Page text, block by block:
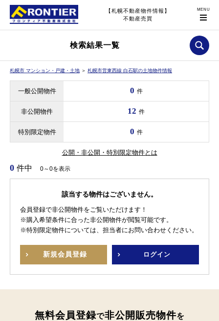
【札幌不動産物件情報】
不動産売買
検索結果一覧
札幌市 マンション・戸建・土地 ＞ 札幌市営東西線 白石駅の土地物件情報
一般公開物件 0 件
非公開物件 12 件
特別限定物件 0 件
公開・非公開・特別限定物件とは
0 件中 0～0を表示
該当する物件はございません。
会員登録で非公開物件をご覧いただけます！
※購入希望条件に合った非公開物件が閲覧可能です。
※特別限定物件については、担当者にお問い合わせください。
新規会員登録 ログイン
無料会員登録で非公開販売物件を